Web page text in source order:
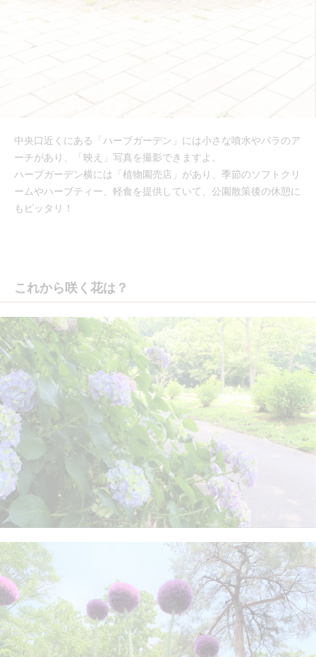
中央口近くにある「ハーブガーデン」には小さな噴水やバラのア
ーチがあり、「映え」写真を撮影できますよ。
ハーブガーデン横には「植物園売店」があり、季節のソフトクリ
ームやハーブティー、軽食を提供していて、公園散策後の休憩に
もピッタリ！
これから咲く花は？